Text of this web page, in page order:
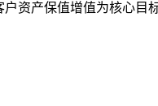
资产保值增值为核心目